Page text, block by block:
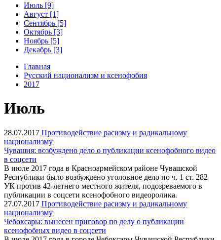
Июль [9]
Август [1]
Сентябрь [5]
Октябрь [3]
Ноябрь [5]
Декабрь [3]
Главная
Русский национализм и ксенофобия
2017
Июль
28.07.2017 Противодействие расизму и радикальному
национализму
Чувашия: возбуждено дело о публикации ксенофобного видео
в соцсети
В июле 2017 года в Красноармейском районе Чувашской
Республики было возбуждено уголовное дело по ч. 1 ст. 282
УК против 42-летнего местного жителя, подозреваемого в
публикации в соцсети ксенофобного видеоролика.
27.07.2017 Противодействие расизму и радикальному
национализму
Чебоксары: вынесен приговор по делу о публикации
ксенофобных видео в соцсети